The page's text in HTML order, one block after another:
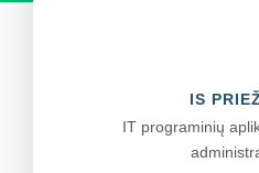
IS
IT programinių